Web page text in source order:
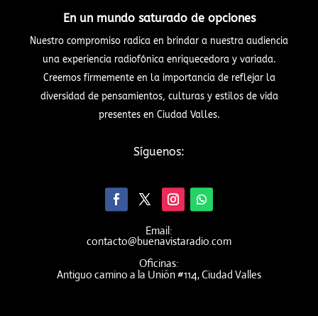
En un mundo saturado de opciones
Nuestro compromiso radica en brindar a nuestra audiencia
una experiencia radiofónica enriquecedora y variada.
Creemos firmemente en la importancia de reflejar la
diversidad de pensamientos, culturas y estilos de vida
presentes en Ciudad Valles.
Síguenos:
Email:
contacto@buenavistaradio.com
Oficinas:
Antiguo camino a la Unión #114, Ciudad Valles